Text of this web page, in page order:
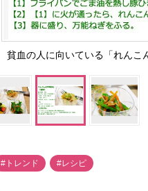
貧血の人に向いている「れんこ
#トレンド #レシピ